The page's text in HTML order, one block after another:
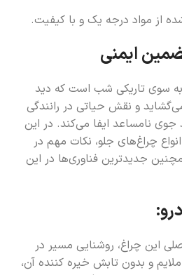
از مواد درجه یک و با کیفیت.
ایمنی
به سوی تاریکی شب است که دید
و نقش حیاتی در رانندگی
نامساعد ایفا می‌کند. در این
چراغ‌های جلو، نکات مهم در
جدیدترین فناوری‌ها در این
این چراغ، روشنایی مسیر در
و بدون تابش خیره کننده آن،